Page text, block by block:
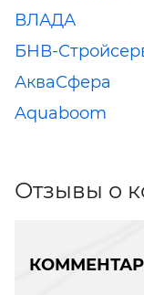
ВЛАДА
БНВ-
АкваСфера
Aquaboom
Отзывы о